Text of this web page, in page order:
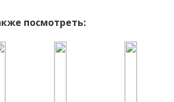
посмотреть: